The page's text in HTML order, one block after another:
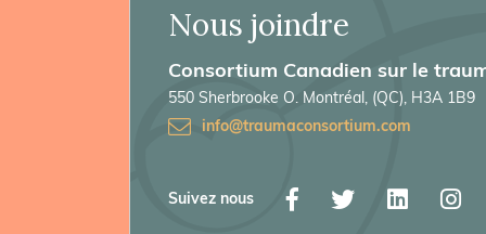
Nous joindre
Consortium Canadien sur le
550 Sherbrooke O. Montréal, (QC), H3A 1B9
info@traumaconsortium.com
Suivez nous